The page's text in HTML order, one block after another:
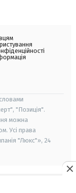
"Позиція".
можна
Усі права
"Люкс"», 24